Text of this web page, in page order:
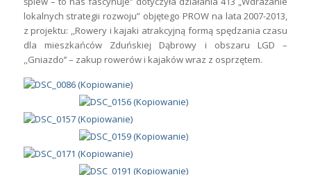
lokalnych strategii rozwoju” objętego PROW na lata 2007-2013,
z projektu: ,,Rowery i kajaki atrakcyjną formą spędzania czasu
dla mieszkańców Zduńskiej Dąbrowy i obszaru LGD –
,,Gniazdo’’ – zakup rowerów i kajaków wraz z osprzętem.